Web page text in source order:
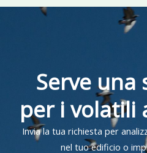
Serve una
per i volatili
Invia la tua richiesta per
nel tuo edificio o